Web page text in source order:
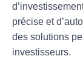
précise et
des solutions
investisseurs.